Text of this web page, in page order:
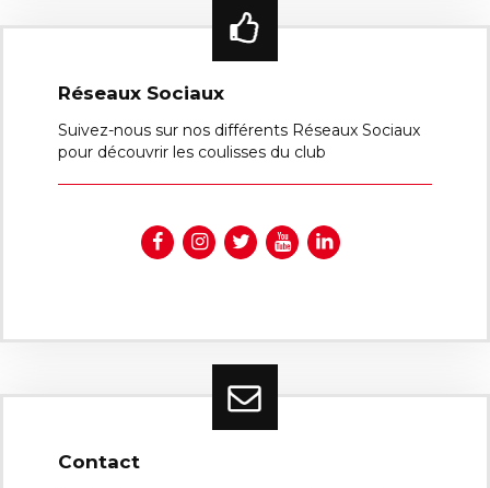
Réseaux Sociaux
Suivez-nous sur nos différents Réseaux Sociaux
pour découvrir les coulisses du club
Contact